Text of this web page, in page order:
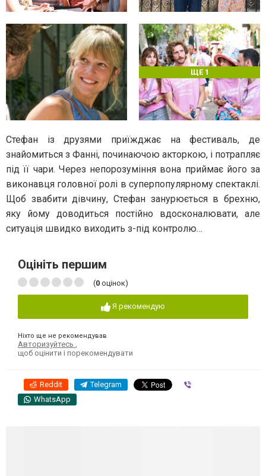
ЩЕ 1
Стефан із друзями приїжджає на фестиваль, де
знайомиться з Фанні, починаючою акторкою, і потрапляє
під її чари. Через непорозуміння вона приймає його за
виконавця головної ролі в суперпопулярному спектаклі.
Щоб звабити дівчину, Стефан занурюється в брехню,
яку йому доводиться постійно вдосконалювати, але
ситуація швидко виходить з-під контролю…
Оцініть першим
(0 оцінок)
Я рекомендую
Ніхто ще не рекомендував
Авторизуйтесь
щоб оцінити і порекомендувати
Reddit Telegram
WhatsApp